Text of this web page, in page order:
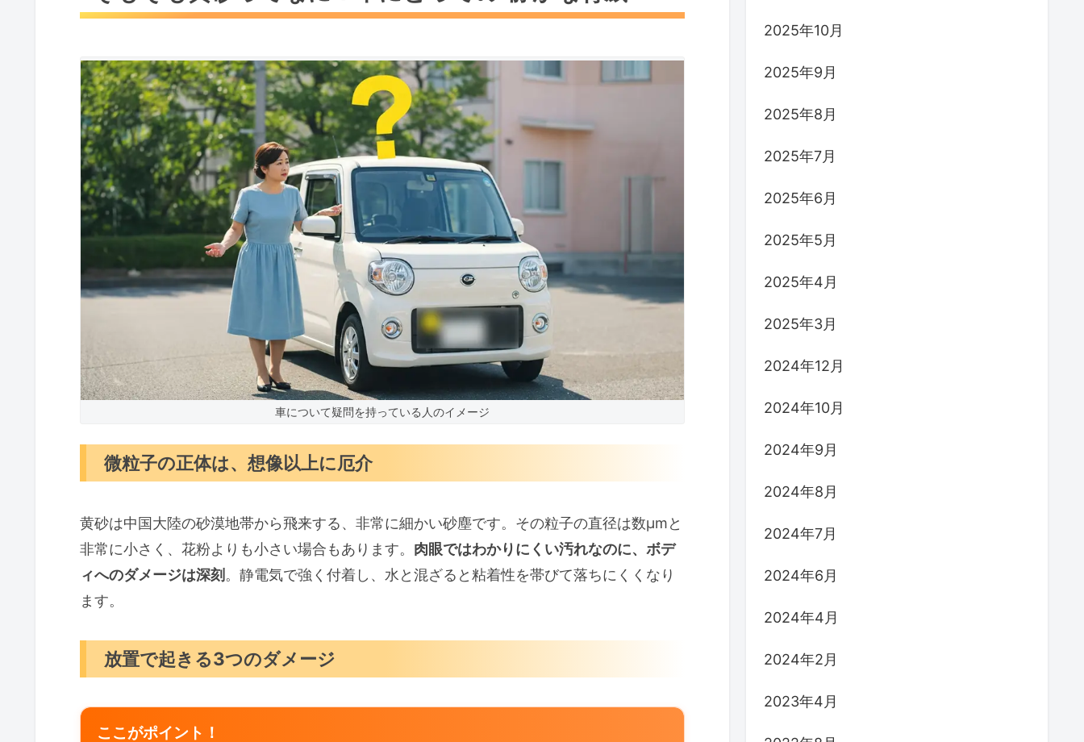
車について疑問を持っている人のイメージ
微粒子の正体は、想像以上に厄介
黄砂は中国大陸の砂漠地帯から飛来する、非常に細かい砂塵です。その粒子の直径は数μmと
非常に小さく、花粉よりも小さい場合もあります。 肉眼ではわかりにくい汚れなのに、ボデ
ィへのダメージは深刻。静電気で強く付着し、水と混ざると粘着性を帯びて落ちにくくなり
ます。
放置で起きる3つのダメージ
ここがポイント！
2025年10月
2025年9月
2025年8月
2025年7月
2025年6月
2025年5月
2025年4月
2025年3月
2024年12月
2024年10月
2024年9月
2024年8月
2024年7月
2024年6月
2024年4月
2024年2月
2023年4月